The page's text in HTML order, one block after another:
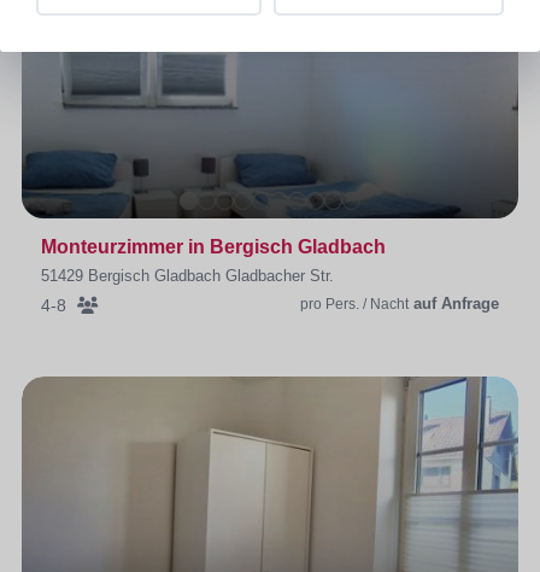
Monteurzimmer in Bergisch Gladbach
51429 Bergisch Gladbach Gladbacher Str.
4-8 pro Pers. / Nacht auf Anfrage